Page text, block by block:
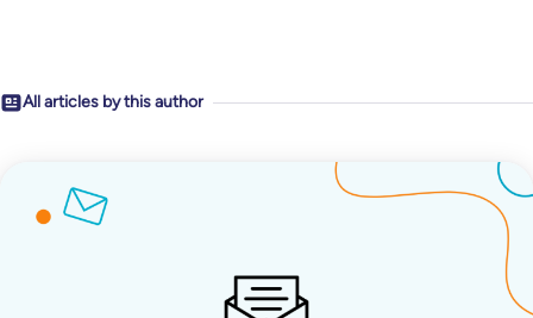
All articles by this author